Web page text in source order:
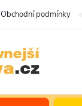
Obchodní podmínky